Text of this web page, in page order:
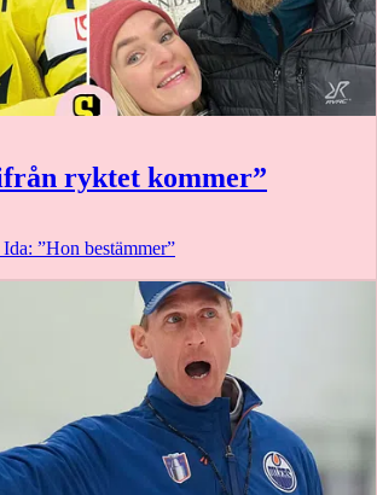
ryktet kommer”
”Hon bestämmer”